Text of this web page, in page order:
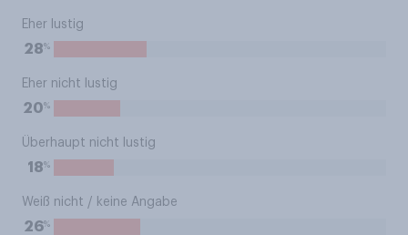
Eher lustig
28%
Eher nicht lustig
20%
Überhaupt nicht lustig
18%
Weiß nicht / keine Angabe
26%